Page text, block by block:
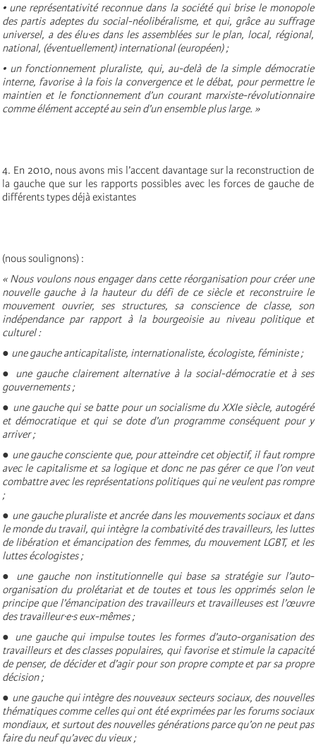
• une représentativité reconnue dans la société qui brise le monopole
des partis adeptes du social-néolibéralisme, et qui, grâce au suffrage
universel, a des élu·es dans les assemblées sur le plan, local, régional,
national, (éventuellement) international (européen) ;
• un fonctionnement pluraliste, qui, au-delà de la simple démocratie
interne, favorise à la fois la convergence et le débat, pour permettre le
maintien et le fonctionnement d’un courant marxiste-révolutionnaire
comme élément accepté au sein d’un ensemble plus large. »
4. En 2010, nous avons mis l’accent davantage sur la reconstruction de
la gauche que sur les rapports possibles avec les forces de gauche de
différents types déjà existantes
(nous soulignons) :
« Nous voulons nous engager dans cette réorganisation pour créer une
nouvelle gauche à la hauteur du défi de ce siècle et reconstruire le
mouvement ouvrier, ses structures, sa conscience de classe, son
indépendance par rapport à la bourgeoisie au niveau politique et
culturel :
● une gauche anticapitaliste, internationaliste, écologiste, féministe ;
● une gauche clairement alternative à la social-démocratie et à ses
gouvernements ;
● une gauche qui se batte pour un socialisme du XXIe siècle, autogéré
et démocratique et qui se dote d’un programme conséquent pour y
arriver ;
● une gauche consciente que, pour atteindre cet objectif, il faut rompre
avec le capitalisme et sa logique et donc ne pas gérer ce que l’on veut
combattre avec les représentations politiques qui ne veulent pas rompre
;
● une gauche pluraliste et ancrée dans les mouvements sociaux et dans
le monde du travail, qui intègre la combativité des travailleurs, les luttes
de libération et émancipation des femmes, du mouvement LGBT, et les
luttes écologistes ;
● une gauche non institutionnelle qui base sa stratégie sur l’auto-
organisation du prolétariat et de toutes et tous les opprimés selon le
principe que l’émancipation des travailleurs et travailleuses est l’œuvre
des travailleur·e·s eux-mêmes ;
● une gauche qui impulse toutes les formes d’auto-organisation des
travailleurs et des classes populaires, qui favorise et stimule la capacité
de penser, de décider et d’agir pour son propre compte et par sa propre
décision ;
● une gauche qui intègre des nouveaux secteurs sociaux, des nouvelles
thématiques comme celles qui ont été exprimées par les forums sociaux
mondiaux, et surtout des nouvelles générations parce qu’on ne peut pas
faire du neuf qu’avec du vieux ;